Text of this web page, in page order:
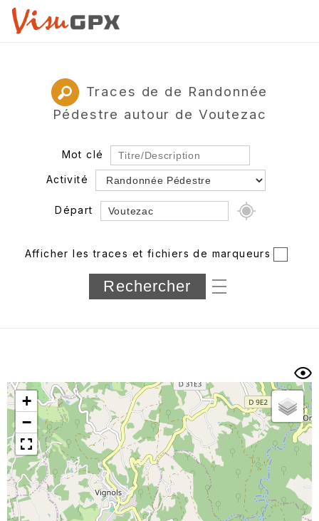
Traces de de Randonnée
Pédestre autour de Voutezac
Mot clé
Activité
Départ
Département
Longueur min/max
Trier par
Horodatage Photos
Afficher les traces et fichiers de marqueurs
+
−